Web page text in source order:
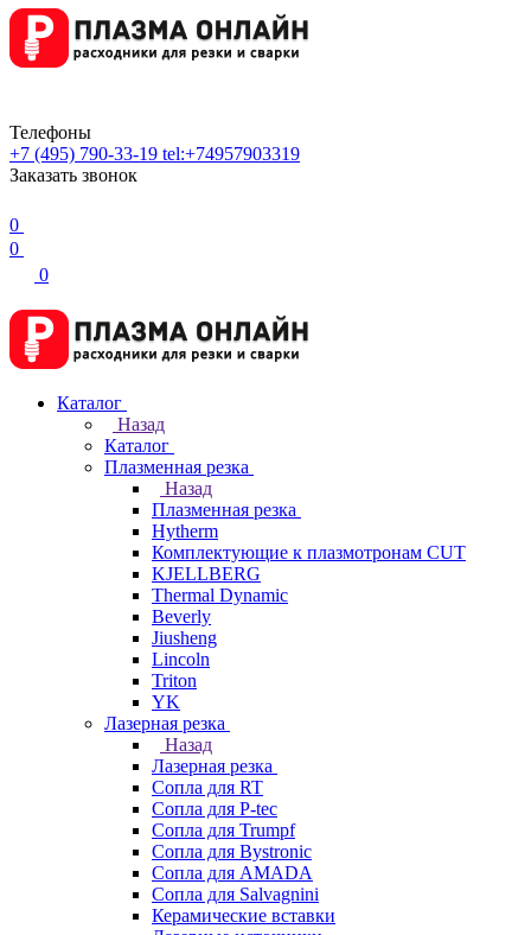
Телефоны
+7 (495) 790-33-19 tel:+74957903319
Заказать звонок
0
0
0
Каталог
Назад
Каталог
Плазменная резка
Назад
Плазменная резка
Hytherm
Комплектующие к плазмотронам CUT
KJELLBERG
Thermal Dynamic
Beverly
Jiusheng
Lincoln
Triton
YK
Лазерная резка
Назад
Лазерная резка
Сопла для RT
Сопла для P-tec
Сопла для Trumpf
Сопла для Bystronic
Сопла для AMADA
Сопла для Salvagnini
Керамические вставки